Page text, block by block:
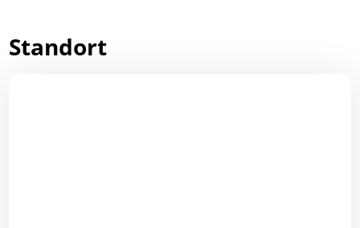
Standort